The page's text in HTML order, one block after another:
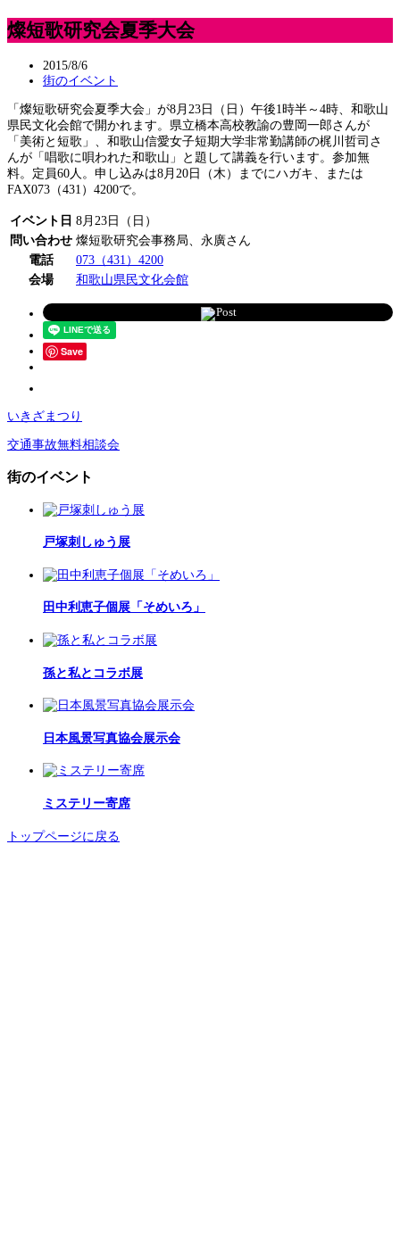
燦短歌研究会夏季大会
2015/8/6
街のイベント
「燦短歌研究会夏季大会」が8月23日（日）午後1時半～4時、和歌山
県民文化会館で開かれます。県立橋本高校教諭の豊岡一郎さんが
「美術と短歌」、和歌山信愛女子短期大学非常勤講師の梶川哲司さ
んが「唱歌に唄われた和歌山」と題して講義を行います。参加無
料。定員60人。申し込みは8月20日（木）までにハガキ、または
FAX073（431）4200で。
イベント日 8月23日（日）
問い合わせ 燦短歌研究会事務局、永廣さん
電話
073（431）4200
会場
和歌山県民文化会館
Post
Save
いきざまつり
交通事故無料相談会
街のイベント
戸塚刺しゅう展
田中利恵子個展「そめいろ」
孫と私とコラボ展
日本風景写真協会展示会
ミステリー寄席
トップページに戻る